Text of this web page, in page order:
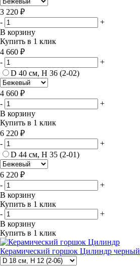
3 220 ₽
-
+
В корзину
Купить в 1 клик
4 660 ₽
-
+
D 40 см, H 36 (2-02)
4 660 ₽
-
+
В корзину
Купить в 1 клик
6 220 ₽
-
+
D 44 см, H 35 (2-01)
6 220 ₽
-
+
В корзину
Купить в 1 клик
-
+
В корзину
Купить в 1 клик
Керамический горшок Цилиндр черный